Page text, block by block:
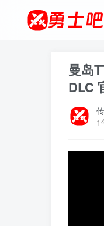
曼岛
DLC
1